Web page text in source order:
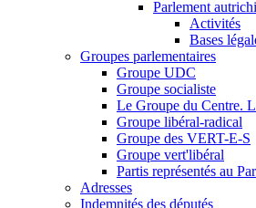
Parlement
Activités
Bases
Groupes parlementaires
Groupe UDC
Groupe socialiste
Le Groupe du Centre.
Groupe libéral-radical
Groupe des VERT-E-S
Groupe vert'libéral
Partis représentés au
Adresses
Indemnités des députés